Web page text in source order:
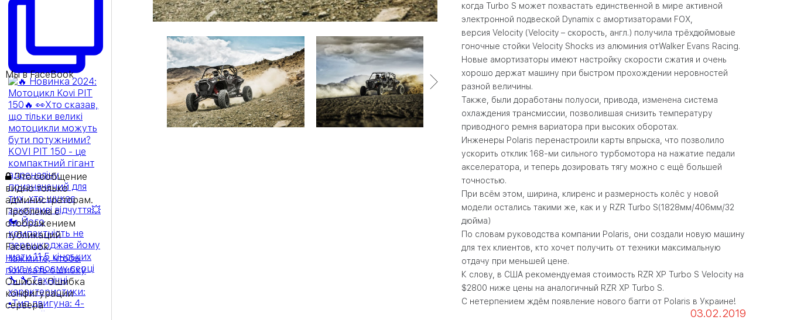
Мы в FaceBook
Это сообщение
видно только
администраторам.
Проблема с
отображением
публикаций
Facebook.
Нажмите, чтобы
показать ошибку
Ошибка:Ошибка
конфигурации
сервера
когда Turbo S может похвастать единственной в мире активной
электронной подвеской Dynamixс амортизаторами FOX,
версия Velocity (Velocity – скорость, англ.) получила трёхдюймовые
гоночные стойки Velocity Shocks из алюминия отWalker Evans Racing.
Новые амортизаторы имеют настройку скорости сжатия и очень
хорошо держат машину при быстром прохождении неровностей
разной величины.
Также, были доработаны полуоси, привода, изменена система
охлаждения трансмиссии, позволившая снизить температуру
приводного ремня вариатора при высоких оборотах.
Инженеры Polaris перенастроили карты впрыска, что позволило
ускорить отклик 168-ми сильного турбомотора на нажатие педали
акселератора, и теперь дозировать тягу можно с ещё большей
точностью.
При всём этом, ширина, клиренс и размерность колёс у новой
модели остались такими же, как и у RZR Turbo S(1828мм/406мм/32
дюйма)
По словам руководства компании Polaris , они создали новую машину
для тех клиентов, кто хочет получить от техники максимальную
отдачу при меньшей цене.
К слову, в США рекомендуемая стоимость RZR XP Turbo S Velocity на
$2800 ниже цены на аналогичный RZR XP Turbo S.
С нетерпением ждём появление нового багги от Polaris в Украине!
03.02.2019